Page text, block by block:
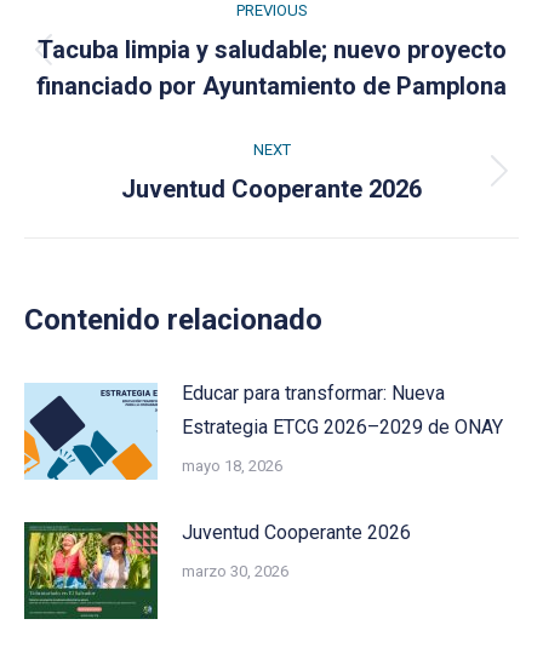
navigation
PREVIOUS
Previous
post:
Tacuba limpia y saludable; nuevo proyecto
financiado por Ayuntamiento de Pamplona
NEXT
Next
Juventud Cooperante 2026
Contenido relacionado
Educar para transformar: Nueva
Estrategia ETCG 2026–2029 de ONAY
mayo 18, 2026
Juventud Cooperante 2026
marzo 30, 2026